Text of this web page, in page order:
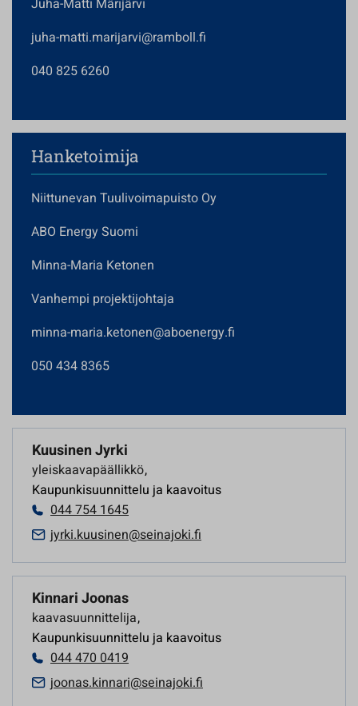
Juha-Matti Märijärvi
juha-matti.marijarvi@ramboll.fi
040 825 6260
Hanketoimija
Niittunevan Tuulivoimapuisto Oy
ABO Energy Suomi
Minna-Maria Ketonen
Vanhempi projektijohtaja
minna-maria.ketonen@aboenergy.fi
050 434 8365
Kuusinen Jyrki
yleiskaavapäällikkö,
Kaupunkisuunnittelu ja kaavoitus
044 754 1645
jyrki.kuusinen@seinajoki.fi
Kinnari Joonas
kaavasuunnittelija,
Kaupunkisuunnittelu ja kaavoitus
044 470 0419
joonas.kinnari@seinajoki.fi